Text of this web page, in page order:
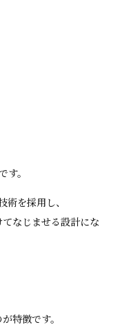
。
を採用し、
なじませる設計にな
特徴です。